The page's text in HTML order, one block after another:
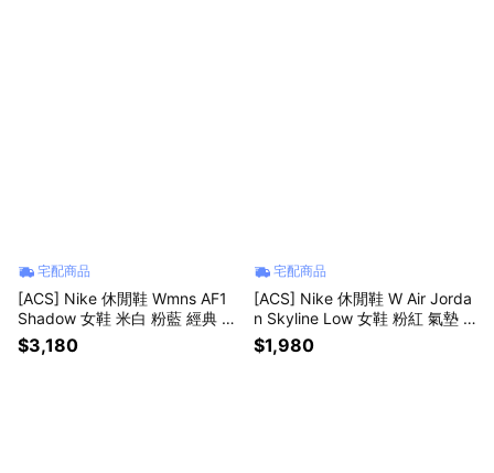
宅配商品
[ACS] Nike 休閒鞋 Wmns AF1
Shadow 女鞋 米白 粉藍 經典 AF
1 基本款 DR7883-101
$3,180
宅配商品
[ACS] Nike 休閒鞋 W Air Jorda
n Skyline Low 女鞋 粉紅 氣墊 I
Q0704-100
$1,980